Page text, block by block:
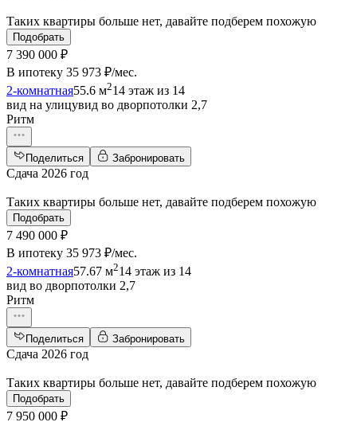
Таких квартиры больше нет, давайте подберем похожую
Подобрать
7 390 000 ₽
В ипотеку 35 973 ₽/мес.
2-комнатная55.6 м214 этаж из 14
вид на улицувид во дворпотолки 2,7
Ритм
Поделиться Забронировать
Сдача 2026 год
Таких квартиры больше нет, давайте подберем похожую
Подобрать
7 490 000 ₽
В ипотеку 35 973 ₽/мес.
2-комнатная57.67 м214 этаж из 14
вид во дворпотолки 2,7
Ритм
Поделиться Забронировать
Сдача 2026 год
Таких квартиры больше нет, давайте подберем похожую
Подобрать
7 950 000 ₽